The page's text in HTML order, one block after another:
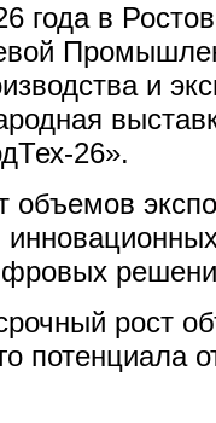
года в
и
26».
объемов
рост
потенциала